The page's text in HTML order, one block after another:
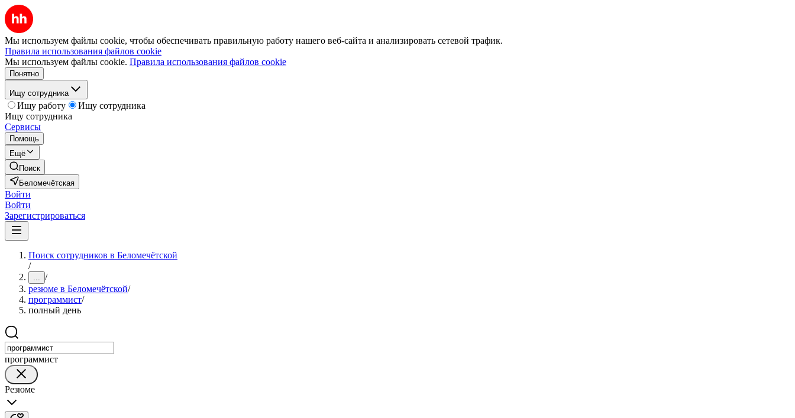
Мы используем файлы cookie, чтобы обеспечивать правильную работу нашего веб-сайта и анализировать сетевой трафик.
Правила использования файлов cookie
Мы используем файлы cookie. Правила использования файлов cookie
Понятно
Ищу сотрудника
Ищу работу
Ищу сотрудника
Ищу сотрудника
Сервисы
Помощь
Ещё
Поиск
Беломечётская
Войти
Войти
Зарегистрироваться
Поиск сотрудников в Беломечётской
/
... /
резюме в Беломечётской/
программист/
полный день
программист
Резюме